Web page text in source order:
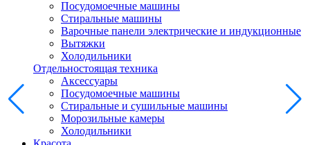
Посудомоечные машины
Стиральные машины
Варочные панели электрические и индукционные
Вытяжки
Холодильники
Отдельностоящая техника
Аксессуары
Посудомоечные машины
Стиральные и сушильные машины
Морозильные камеры
Холодильники